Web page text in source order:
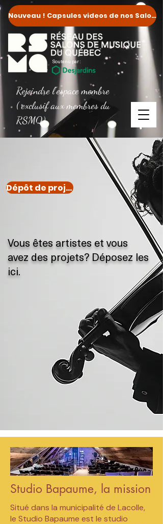
Nouveau ! Capsules videos de nos Salons
Soutenu par :
Rejoindre l'espace membre
( exclusif aux membres du
RSMQ)
Dépôt de projet
Vous êtes artistes et vous
avez des projets? Déposez les
ici.
Studio Bapaume, la mission
Situé dans la municipalité de Lacolle,
le Studio Bapaume est le studio